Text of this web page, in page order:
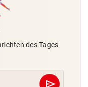
des Tages
send